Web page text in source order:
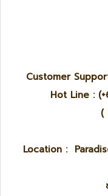
Customer
Hot Line :
(
Location :